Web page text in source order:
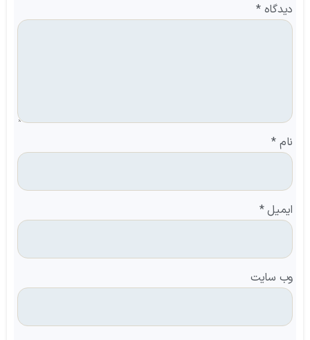
دیدگاه*
نام *
ایمیل*
وب‌ سایت